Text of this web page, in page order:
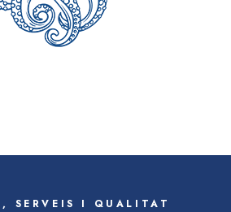
SERVEIS I QUALITAT